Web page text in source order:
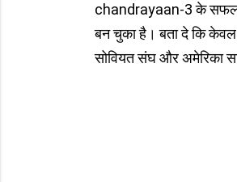
chandrayaan-3 के सफल
बन चुका है। बता दे कि
सोवियत संघ और अमेरिका